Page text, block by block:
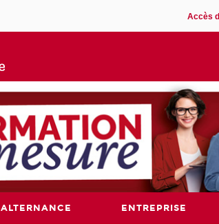
Accès
ALTERNANCE ENTREPRISE